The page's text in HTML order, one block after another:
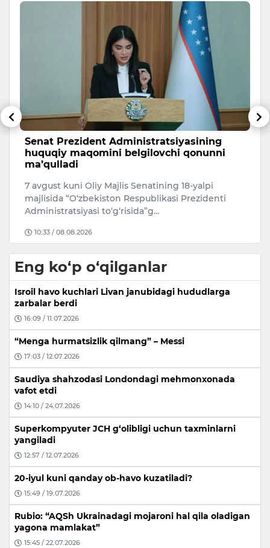
Senat Prezident Administratsiyasining
huquqiy maqomini belgilovchi qonunni
ma’qulladi
7 avgust kuni Oliy Majlis Senatining 18-yalpi
majlisida “O‘zbekiston Respublikasi Prezidenti
Administratsiyasi to‘g‘risida”g…
10:33 / 08.08.2026
Eng ko‘p o‘qilganlar
Isroil havo kuchlari Livan janubidagi hududlarga
zarbalar berdi
16:09 / 11.07.2026
“Menga hurmatsizlik qilmang” – Messi
17:03 / 12.07.2026
Saudiya shahzodasi Londondagi mehmonxonada
vafot etdi
14:10 / 24.07.2026
Superkompyuter JCH g‘olibligi uchun taxminlarni
yangiladi
12:57 / 12.07.2026
20-iyul kuni qanday ob-havo kuzatiladi?
15:49 / 19.07.2026
Rubio: “AQSh Ukrainadagi mojaroni hal qila oladigan
yagona mamlakat”
15:45 / 22.07.2026